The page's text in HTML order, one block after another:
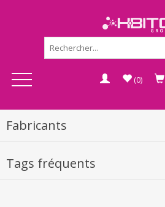
(0)
Fabricants
Tags fréquents